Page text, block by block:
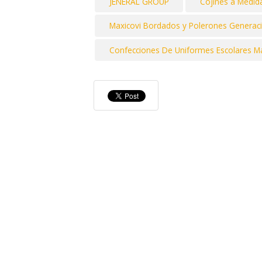
Maxicovi Bordados y Polerones
Confecciones De Uniformes Escolares